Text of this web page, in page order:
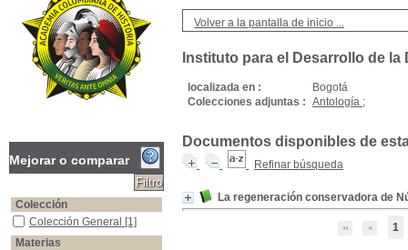
Volver a la pantalla de inicio ...
Instituto para el Desarrollo de
localizada en :
Bogotá
Colecciones adjuntas : Antología ;
Documentos disponibles de
Refinar búsqueda
La regeneración conservadora de
1
Mejorar o comparar
Colección
Colección General
Colección General [1]
Materias